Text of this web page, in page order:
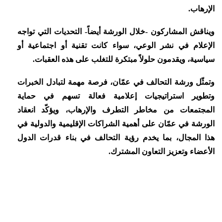
الإرهاب.
ويناقش المشاركون -خلال الورشة أيضاً- التحديات التي تواجه
الإعلام في نشر الوعي، سواء كانت تقنية أو اجتماعية أو
سياسية، ويقدمون حلولاً مبتكرة للتغلب على هذه العقبات.
وتمثّل ورشة التحالف في عمّان، فرصة مهمة لتبادل الخبرات
وتطوير استراتيجيات إعلامية فعالة تسهم في حماية
المجتمعات من مخاطر التطرف والإرهاب، ويؤكّد انعقاد
الورشة في عمّان على أهمية الشراكات الإقليمية والدولية في
هذا المجال، بما يخدم رؤية التحالف في بناء قدرات الدول
الأعضاء وتعزيز التعاون المشترك.